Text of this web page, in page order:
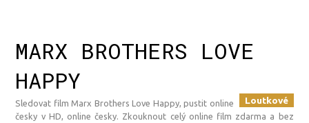
MARX BROTHERS LOVE
HAPPY
Loutkové
Sledovat film Marx Brothers Love Happy, pustit online
česky v HD, online česky. Zkouknout celý online film zdarma a bez